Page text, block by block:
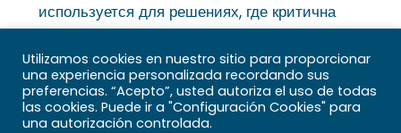
используется для решениях, где критична
специальные структуры, они помогают
валидировать валидность схемы и
содержимого.
Utilizamos cookies en nuestro sitio para proporcionar
una experiencia personalizada recordando sus
preferencias. “Acepto”, usted autoriza el uso de todas
las cookies. Puede ir a "Configuración Cookies" para
una autorización controlada.